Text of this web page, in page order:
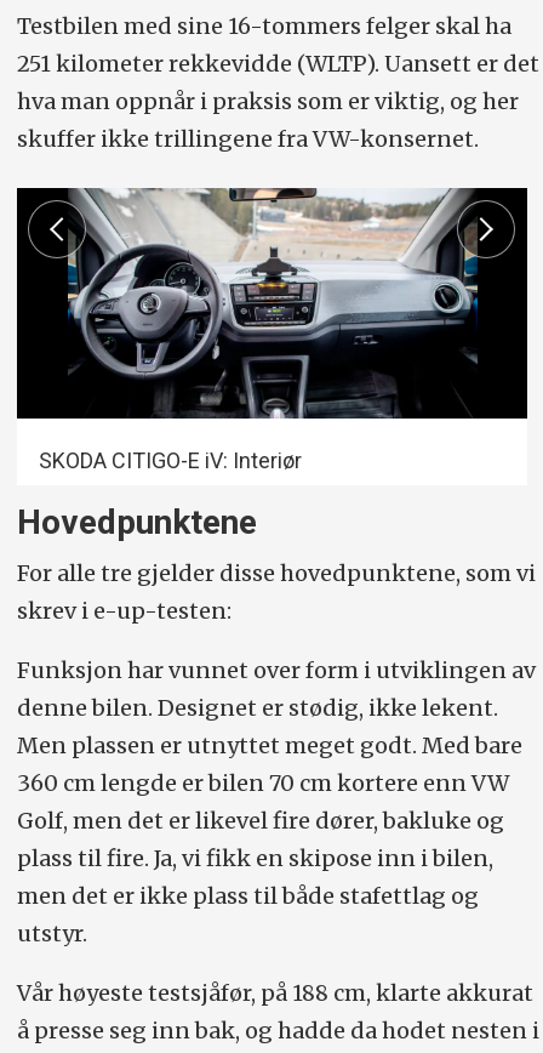
Testbilen med sine 16-tommers felger skal ha
251 kilometer rekkevidde (WLTP). Uansett er det
hva man oppnår i praksis som er viktig, og her
skuffer ikke trillingene fra VW-konsernet.
SKODA CITIGO-E iV: Interiør
Hovedpunktene
For alle tre gjelder disse hovedpunktene, som vi
skrev i e-up-testen:
Funksjon har vunnet over form i utviklingen av
denne bilen. Designet er stødig, ikke lekent.
Men plassen er utnyttet meget godt. Med bare
360 cm lengde er bilen 70 cm kortere enn VW
Golf, men det er likevel fire dører, bakluke og
plass til fire. Ja, vi fikk en skipose inn i bilen,
men det er ikke plass til både stafettlag og
utstyr.
Vår høyeste testsjåfør, på 188 cm, klarte akkurat
å presse seg inn bak, og hadde da hodet nesten i